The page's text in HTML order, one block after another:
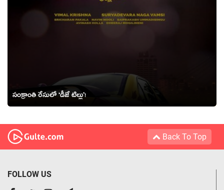
సంక్రాంతి రేసులో ‘డీజే టిల్లు’!
Back To Top
FOLLOW US